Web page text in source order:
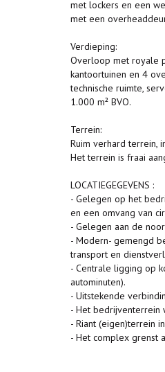
met lockers en een
met een
Verdieping:
Overloop met royale
kantoortuinen en 4
technische ruimte,
1.000 m² BVO.
Terrein:
Ruim verhard terrein,
Het terrein is fraai
LOCATIEGEGEVENS :
- Gelegen op het
en een omvang van
- Gelegen aan de
- Modern- gemengd
transport en
- Centrale ligging op
autominuten).
- Uitstekende
- Het bedrijventerrein
- Riant (eigen)terrein
- Het complex grenst